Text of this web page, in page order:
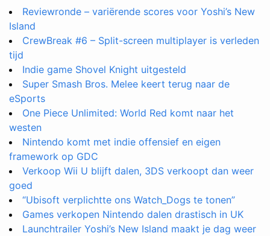
Reviewronde – variërende scores voor Yoshi’s New
Island
CrewBreak #6 – Split-screen multiplayer is verleden
tijd
Indie game Shovel Knight uitgesteld
Super Smash Bros. Melee keert terug naar de
eSports
One Piece Unlimited: World Red komt naar het
westen
Nintendo komt met indie offensief en eigen
framework op GDC
Verkoop Wii U blijft dalen, 3DS verkoopt dan weer
goed
“Ubisoft verplichtte ons Watch_Dogs te tonen”
Games verkopen Nintendo dalen drastisch in UK
Launchtrailer Yoshi’s New Island maakt je dag weer